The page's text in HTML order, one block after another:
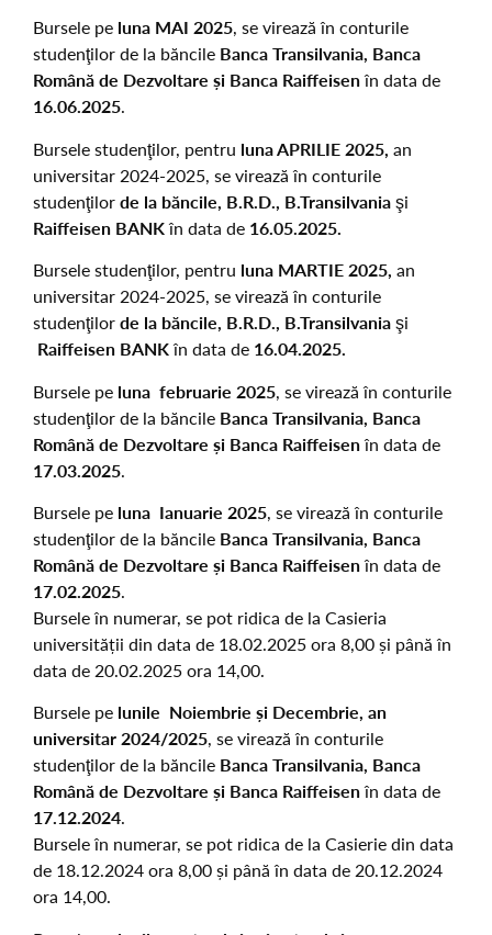
Bursele pe luna MAI 2025, se virează în conturile
studenţilor de la băncile Banca Transilvania, Banca
Românăde Dezvoltare și Banca Raiffeisenîn data de
16.06.2025.
Bursele studenţilor, pentru luna APRILIE 2025, an
universitar 2024-2025, se virează în conturile
studenţilorde la băncile, B.R.D., B.Transilvaniaşi
Raiffeisen BANKîn data de 16.05.2025.
Bursele studenţilor, pentru luna MARTIE 2025, an
universitar 2024-2025, se virează în conturile
studenţilorde la băncile, B.R.D., B.Transilvaniaşi
Raiffeisen BANKîn data de 16.04.2025.
Bursele pe luna februarie 2025, se virează în conturile
studenţilor de la băncile Banca Transilvania, Banca
Românăde Dezvoltare și Banca Raiffeisenîn data de
17.03.2025.
Bursele pe luna Ianuarie 2025, se virează în conturile
studenţilor de la băncile Banca Transilvania, Banca
Românăde Dezvoltare și Banca Raiffeisenîn data de
17.02.2025.
Bursele în numerar, se pot ridica de la Casieria
universității din data de 18.02.2025 ora 8,00 și până în
data de 20.02.2025 ora 14,00.
Bursele pe lunile Noiembrie și Decembrie, an
universitar 2024/2025, se virează în conturile
studenţilor de la băncile Banca Transilvania, Banca
Românăde Dezvoltare și Banca Raiffeisenîn data de
17.12.2024.
Bursele în numerar, se pot ridica de la Casierie din data
de 18.12.2024 ora 8,00 și până în data de 20.12.2024
ora 14,00.